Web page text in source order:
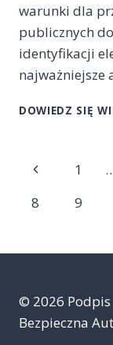
warunki dla
publicznych
identyfikacji
najważniejsze
DOWIEDZ SIĘ
strony
Poprzednia
strona
1
8
9
© 2026 Podpis
Bezpieczna